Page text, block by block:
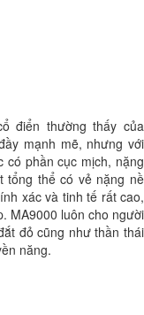
điển thường thấy của
mạnh mẽ, nhưng với
có phần cục mịch, nặng
tổng thể có vẻ nặng nề
xác và tinh tế rất cao,
MA9000 luôn cho người
đỏ cũng như thần thái
năng.